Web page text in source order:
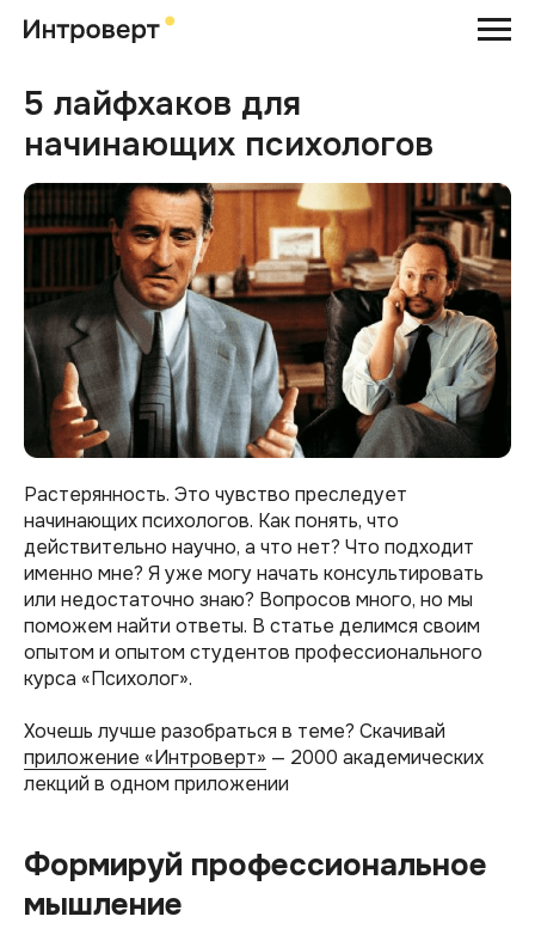
5 лайфхаков для
начинающих психологов
Растерянность. Это чувство преследует
начинающих психологов. Как понять, что
действительно научно, а что нет? Что подходит
именно мне? Я уже могу начать консультировать
или недостаточно знаю? Вопросов много, но мы
поможем найти ответы. В статье делимся своим
опытом и опытом студентов профессионального
курса «Психолог».
Хочешь лучше разобраться в теме? Скачивай
приложение «Интроверт» — 2000 академических
лекций в одном приложении
Формируй профессиональное
мышление